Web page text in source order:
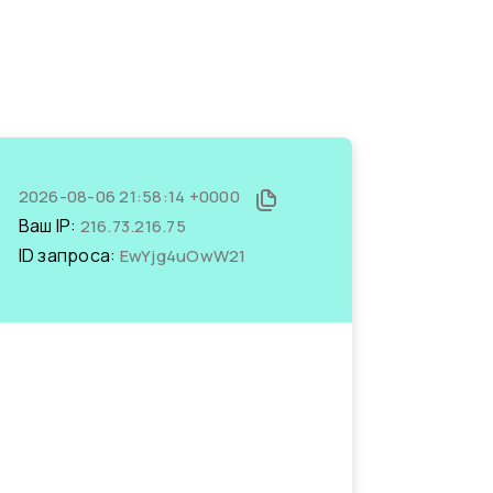
2026-08-06 21:58:14 +0000
Ваш IP: 216.73.216.75
ID запроса: EwYjg4uOwW21